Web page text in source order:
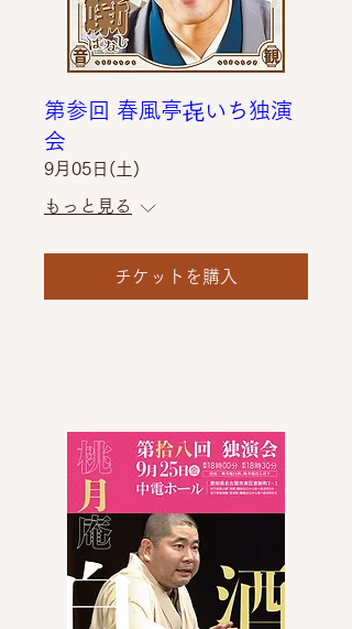
第参回 春風亭㐂いち独演
会
9月05日(土)
もっと見る
チケットを購入